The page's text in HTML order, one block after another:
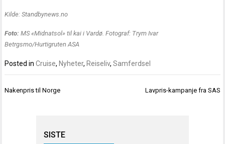
Kilde: Standbynews.no
Foto: MS «Midnatsol» til kai i Vardø. Fotograf: Trym Ivar
Betrgsmo/Hurtigruten ASA
Posted inCruise, Nyheter, Reiseliv,Samferdsel
Innleggsnavigasjon
Nakenpris til Norge Lavpris-kampanje fra SAS
SISTE